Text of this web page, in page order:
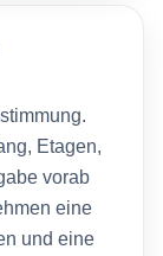
Etagen,
vorab
eine
und eine